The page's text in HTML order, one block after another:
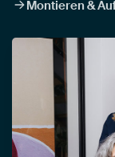
Montieren &